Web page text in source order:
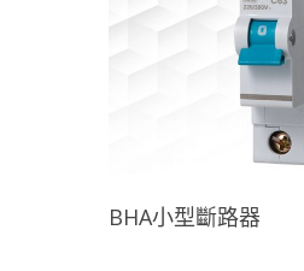
查看內容
BHA小型斷路器